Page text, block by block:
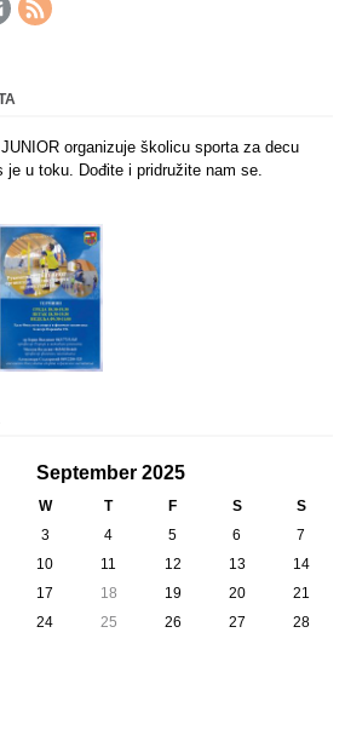
organizuje školicu sporta za decu
je u toku. Dođite i pridružite nam se.
September 2025
W T F S
S
3 4 5 6
7
10 11 12 13
14
17 18 19 20
21
24 25 26 27
28